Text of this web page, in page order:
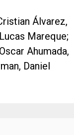
Álvarez,
Mareque;
Ahumada,
Daniel